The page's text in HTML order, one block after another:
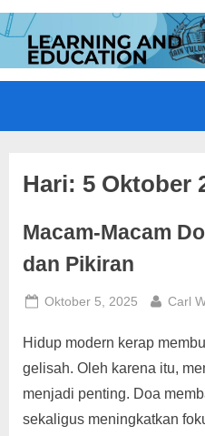
Skip
to
content
Hari: 5 Oktober
Macam-Macam
dan Pikiran
Posted
Oktober 5, 2025 By
Carl
Hidup modern kerap
gelisah. Oleh karena itu,
menjadi penting. Doa
sekaligus meningkatkan